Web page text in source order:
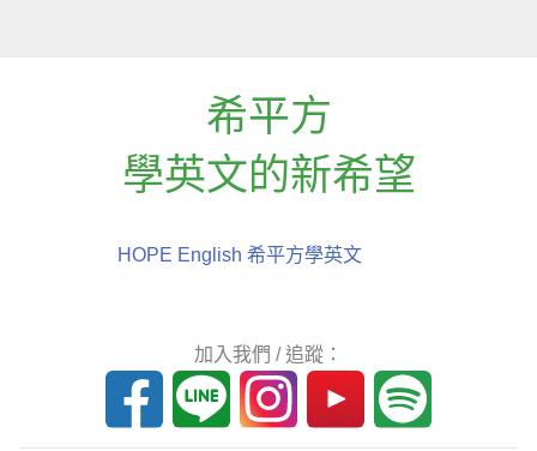
希平方
學英文的新希望
HOPE English 希平方學英文
加入我們 / 追蹤：